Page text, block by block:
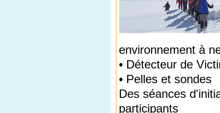
environnement à
• Détecteur de
• Pelles et sondes
Des séances
participants